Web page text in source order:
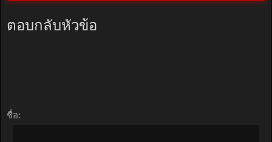
ตอบกลับหัวข้อ
ชื่อ: